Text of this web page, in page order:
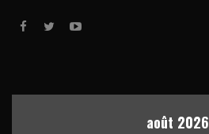
août 2026